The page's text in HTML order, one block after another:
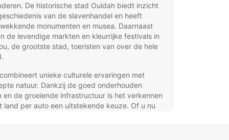
De historische stad Ouidah biedt inzicht
van de slavenhandel en heeft
monumenten en musea. Daarnaast
de levendige markten en kleurrijke festivals in
de grootste stad, toeristen van over de hele
unieke culturele ervaringen met
natuur. Dankzij de goed onderhouden
en de groeiende infrastructuur is het verkennen
land per auto een uitstekende keuze. Of u nu